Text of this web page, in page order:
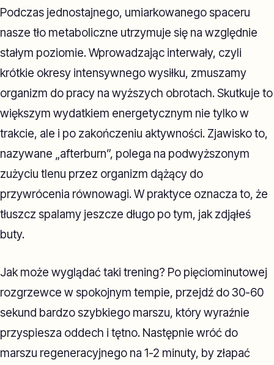
Podczas jednostajnego, umiarkowanego spaceru
nasze tło metaboliczne utrzymuje się na względnie
stałym poziomie. Wprowadzając interwały, czyli
krótkie okresy intensywnego wysiłku, zmuszamy
organizm do pracy na wyższych obrotach. Skutkuje to
większym wydatkiem energetycznym nie tylko w
trakcie, ale i po zakończeniu aktywności. Zjawisko to,
nazywane „afterburn”, polega na podwyższonym
zużyciu tlenu przez organizm dążący do
przywrócenia równowagi. W praktyce oznacza to, że
tłuszcz spalamy jeszcze długo po tym, jak zdjąłeś
buty.
Jak może wyglądać taki trening? Po pięciominutowej
rozgrzewce w spokojnym tempie, przejdź do 30-60
sekund bardzo szybkiego marszu, który wyraźnie
przyspiesza oddech i tętno. Następnie wróć do
marszu regeneracyjnego na 1-2 minuty, by złapać